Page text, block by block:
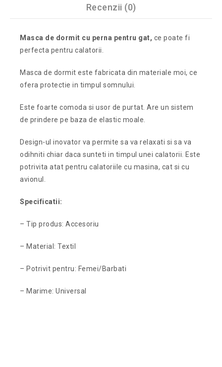
Recenzii (0)
Masca de dormit cu perna pentru gat, ce poate fi
perfecta pentru calatorii.
Masca de dormit este fabricata din materiale moi, ce
ofera protectie in timpul somnului.
Este foarte comoda si usor de purtat. Are un sistem
de prindere pe baza de elastic moale.
Design-ul inovator va permite sa va relaxati si sa va
odihniti chiar daca sunteti in timpul unei calatorii. Este
potrivita atat pentru calatoriile cu masina, cat si cu
avionul.
Specificatii:
– Tip produs: Accesoriu
– Material: Textil
– Potrivit pentru: Femei/Barbati
– Marime: Universal